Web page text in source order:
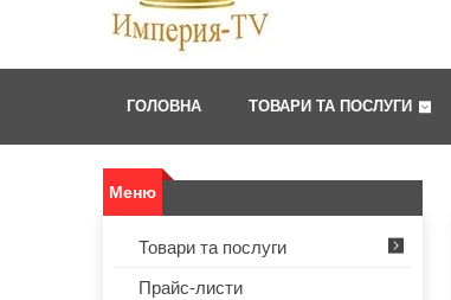
ГОЛОВНА ТОВАРИ ТА ПОСЛУГИ
Товари та послуги
Прайс-листи